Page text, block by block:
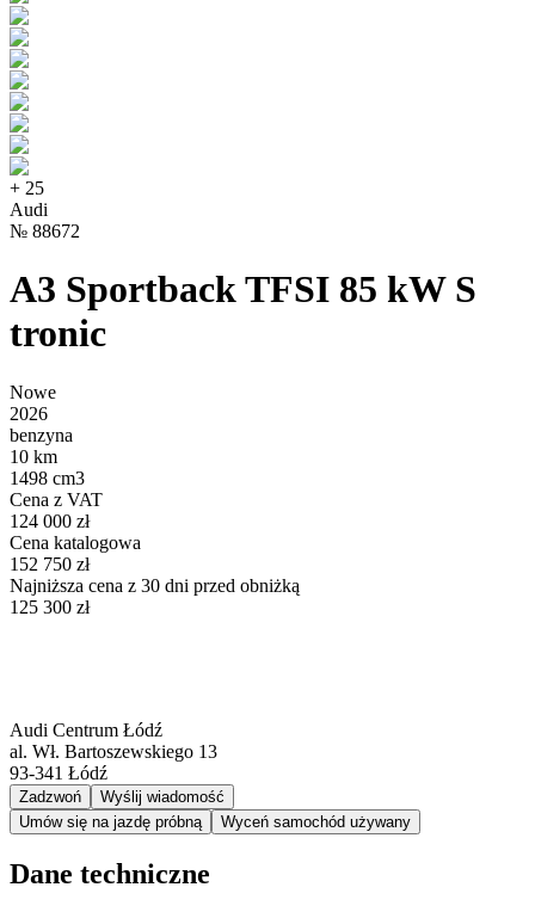
+ 25
Audi
№ 88672
A3 Sportback TFSI 85 kW S
tronic
Nowe
2026
benzyna
10 km
1498 cm3
Cena z VAT
124 000 zł
Cena katalogowa
152 750 zł
Najniższa cena z 30 dni przed obniżką
125 300 zł
Audi Centrum Łódź
al. Wł. Bartoszewskiego 13
93-341 Łódź
Zadzwoń
Wyślij wiadomość
Umów się na jazdę próbną
Wyceń samochód używany
Dane techniczne